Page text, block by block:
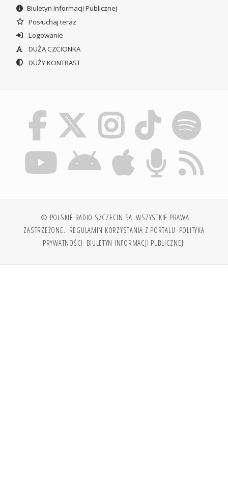
Biuletyn Informacji Publicznej
Posłuchaj teraz
Logowanie
DUŻA CZCIONKA
DUŻY KONTRAST
© POLSKIE RADIO SZCZECIN SA. WSZYSTKIE PRAWA
ZASTRZEŻONE. REGULAMIN KORZYSTANIA Z PORTALU POLITYKA
PRYWATNOŚCI BIULETYN INFORMACJI PUBLICZNEJ